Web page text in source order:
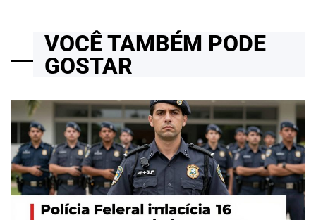
VOCÊ TAMBÉM PODE
GOSTAR